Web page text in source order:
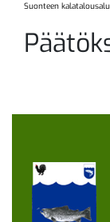
Suonteen